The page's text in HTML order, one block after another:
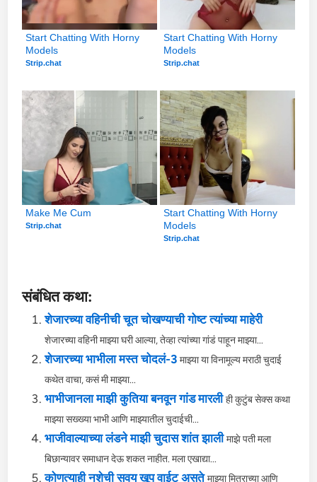
Start Chatting With Horny
Models
Strip.chat
Start Chatting With Horny
Models
Strip.chat
Make Me Cum
Strip.chat
Start Chatting With Horny
Models
Strip.chat
संबंधित कथा:
शेजारच्या वहिनीची चूत चोखण्याची गोष्ट त्यांच्या माहेरी
शेजारच्या वहिनी माझ्या घरी आल्या, तेव्हा त्यांच्या गांडं पाहून माझ्या...
शेजारच्या भाभीला मस्त चोदलं-3 माझ्या या विनामूल्य मराठी चुदाई
कथेत वाचा, कसं मी माझ्या...
भाभीजानला माझी कुतिया बनवून गांड मारली ही कुटुंब सेक्स कथा
माझ्या सख्ख्या भाभी आणि माझ्यातील चुदाईची...
भाजीवाल्याच्या लंडने माझी चुदास शांत झाली माझे पती मला
बिछान्यावर समाधान देऊ शकत नाहीत. मला एखाद्या...
कोणत्याही नशेची सवय खूप वाईट असते माझ्या मित्राच्या आणि